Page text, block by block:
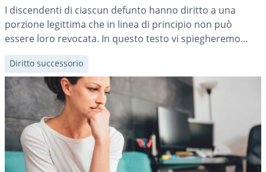
I discendenti di ciascun defunto hanno diritto a una
porzione legittima che in linea di principio non può
essere loro revocata. In questo testo vi spiegheremo
cosa significa questo per il vostro testamento e quali
soluzioni alternative ci sono.
Diritto successorio